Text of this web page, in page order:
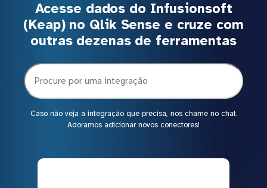
Acesse dados do Infusionsoft
(Keap) no Qlik Sense e cruze com
outras dezenas de ferramentas
Caso não veja a integração que precisa, nos chame no chat.
Adoramos adicionar novos conectores!